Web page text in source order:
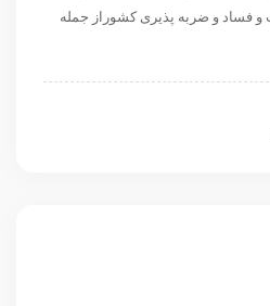
فساد و ضربه پذیری کشوراز جمله